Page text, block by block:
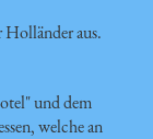
Holländer aus.
und dem
welche an